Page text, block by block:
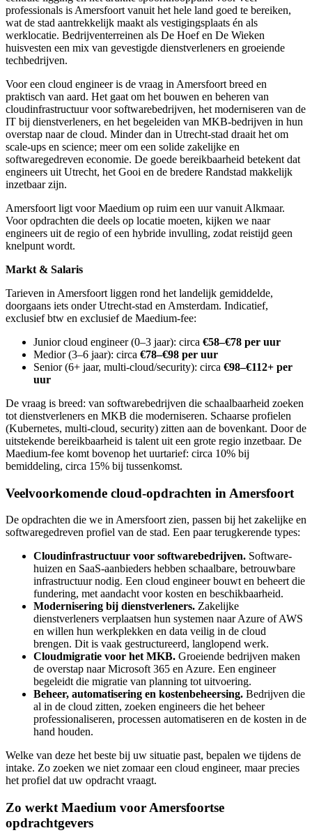
professionals is Amersfoort vanuit het hele land goed te bereiken,
wat de stad aantrekkelijk maakt als vestigingsplaats én als
werklocatie. Bedrijventerreinen als De Hoef en De Wieken
huisvesten een mix van gevestigde dienstverleners en groeiende
techbedrijven.
Voor een cloud engineer is de vraag in Amersfoort breed en
praktisch van aard. Het gaat om het bouwen en beheren van
cloudinfrastructuur voor softwarebedrijven, het moderniseren van de
IT bij dienstverleners, en het begeleiden van MKB-bedrijven in hun
overstap naar de cloud. Minder dan in Utrecht-stad draait het om
scale-ups en science; meer om een solide zakelijke en
softwaregedreven economie. De goede bereikbaarheid betekent dat
engineers uit Utrecht, het Gooi en de bredere Randstad makkelijk
inzetbaar zijn.
Amersfoort ligt voor Maedium op ruim een uur vanuit Alkmaar.
Voor opdrachten die deels op locatie moeten, kijken we naar
engineers uit de regio of een hybride invulling, zodat reistijd geen
knelpunt wordt.
Markt & Salaris
Tarieven in Amersfoort liggen rond het landelijk gemiddelde,
doorgaans iets onder Utrecht-stad en Amsterdam. Indicatief,
exclusief btw en exclusief de Maedium-fee:
Junior cloud engineer (0–3 jaar): circa €58–€78 per uur
Medior (3–6 jaar): circa €78–€98 per uur
Senior (6+ jaar, multi-cloud/security): circa €98–€112+ per
uur
De vraag is breed: van softwarebedrijven die schaalbaarheid zoeken
tot dienstverleners en MKB die moderniseren. Schaarse profielen
(Kubernetes, multi-cloud, security) zitten aan de bovenkant. Door de
uitstekende bereikbaarheid is talent uit een grote regio inzetbaar. De
Maedium-fee komt bovenop het uurtarief: circa 10% bij
bemiddeling, circa 15% bij tussenkomst.
Veelvoorkomende cloud-opdrachten in Amersfoort
De opdrachten die we in Amersfoort zien, passen bij het zakelijke en
softwaregedreven profiel van de stad. Een paar terugkerende types:
Cloudinfrastructuur voor softwarebedrijven. Software­
huizen en SaaS-aanbieders hebben schaalbare, betrouwbare
infrastructuur nodig. Een cloud engineer bouwt en beheert die
fundering, met aandacht voor kosten en beschikbaarheid.
Modernisering bij dienstverleners. Zakelijke
dienstverleners verplaatsen hun systemen naar Azure of AWS
en willen hun werkplekken en data veilig in de cloud
brengen. Dit is vaak gestructureerd, langlopend werk.
Cloudmigratie voor het MKB. Groeiende bedrijven maken
de overstap naar Microsoft 365 en Azure. Een engineer
begeleidt die migratie van planning tot uitvoering.
Beheer, automatisering en kostenbeheersing. Bedrijven die
al in de cloud zitten, zoeken engineers die het beheer
professionaliseren, processen automatiseren en de kosten in de
hand houden.
Welke van deze het beste bij uw situatie past, bepalen we tijdens de
intake. Zo zoeken we niet zomaar een cloud engineer, maar precies
het profiel dat uw opdracht vraagt.
Zo werkt Maedium voor Amersfoortse
opdrachtgevers